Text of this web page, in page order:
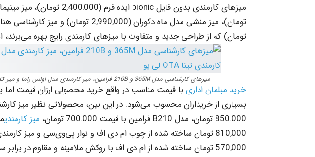
تومان) که از طراحی جدید و متفاوت با میزهای کارمندی رایج بهره می‌برند،
میزهای کارشناسی مدل 365M و 210B فرامین، ‌میز کارمندی مدل اولس راما و ‌میز کارمندی تینا OTA لی یو
خرید مبلمان اداری با قیمت مناسب در واقع خرید محصولی ارزان قیمت اما
850.000 تومان، مدل B210 فرامین با قیمت 700.000 تومان، ‌
میز کارمندی
570,000 تومان ساخته شده از ام دی اف با روکش ملامینه و مقاوم در